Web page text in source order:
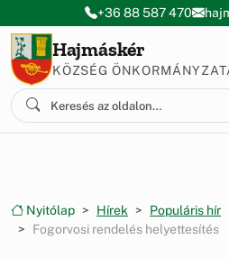
Ugrás a menüre
Ugrás a tartalomra
+36 88 587 470
Hajmáskér
KÖZSÉG
Nyitólap Hírek
Populáris hír
Fogorvosi rendelés helyettesítés